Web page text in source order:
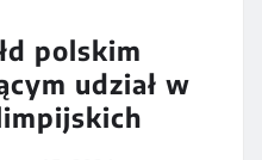
polskim
udział w